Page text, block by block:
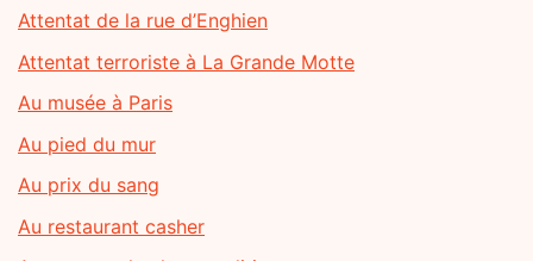
Attentat de la rue d’Enghien
Attentat terroriste à La Grande Motte
Au musée à Paris
Au pied du mur
Au prix du sang
Au restaurant casher